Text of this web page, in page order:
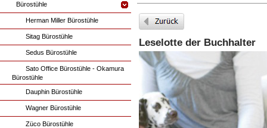
Bürostühle
Herman Miller Bürostühle
Sitag Bürostühle
Sedus Bürostühle
Sato Office Bürostühle - Okamura
Bürostühle
Dauphin Bürostühle
Wagner Bürostühle
Züco Bürostühle
Leselotte der Buchhalter